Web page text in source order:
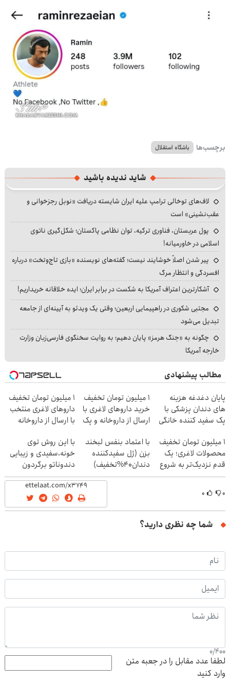
برچسب‌ها باشگاه استقلال
شاید ندیده باشید
لاف‌های توخالی ترامپ علیه ایران شایسته دریافت «نوبل رجزخوانی و
عقب‌نشینی» است
پول عربستان، فناوری ترکیه، توان نظامی پاکستان؛ شکل‌گیری ناتوی
اسلامی در خاورمیانه!
پیر شدن اصلاً خوشایند نیست؛ گفته‌های نویسنده «بازی تاج‌وتخت» درباره
افسردگی و انتظار مرگ
آشکارترین اعتراف آمریکا به شکست در برابر ایران؛ ایده خلاقانه خریداریم!
مجتبی شکوری در راهپیمایی اربعین؛ وقتی یک ویدئو به آیینه‌ای از جامعه
تبدیل می‌شود
چگونه به «جنگ هرمز» پایان دهیم؛ به روایت سخنگوی فارسی‌زبان وزارت
خارجه آمریکا
مطالب پیشنهادی
پایان دغدغه هزینه
های دندان پزشکی با
پک سفید کننده خانگی
1 میلیون تومان تخفیف
خرید داروهای لاغری با
ارسال از داروخانه و پک
۱ میلیون تومان تخفیف
داروهای لاغری منتخب
با ارسال از داروخانه
۱ میلیون تومان تخفیف
محصولات لاغری؛ یک
قدم نزدیک‌تر به شروع
کاهش وزن
با اعتماد بنفس لبخند
بزن (ژل سفیدکننده
دندان40%تخفیف)
با این روش توی
خونه،سفیدی و زیبایی
دندوناتو برگردون
(40%off)
۰ ۰
شما چه نظری دارید؟
0/400
لطفا عدد مقابل را در جعبه متن
وارد کنید